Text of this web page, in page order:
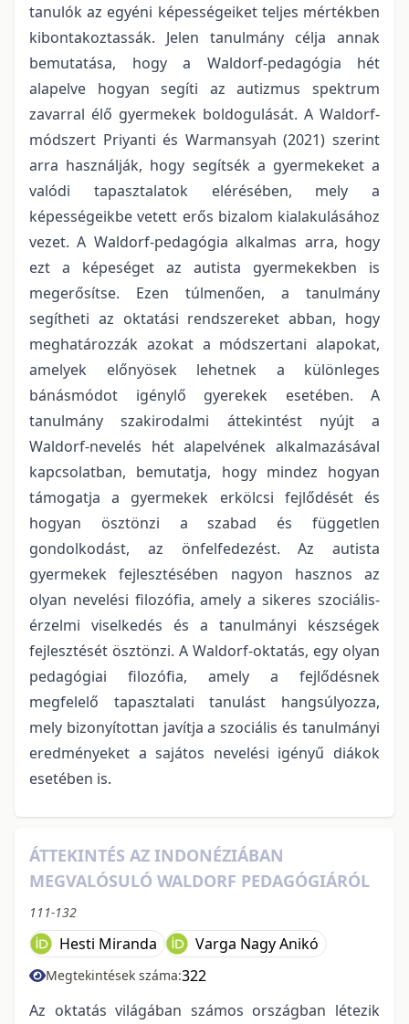
tanulók az egyéni képességeiket teljes mértékben
kibontakoztassák. Jelen tanulmány célja annak
bemutatása, hogy a Waldorf-pedagógia hét
alapelve hogyan segíti az autizmus spektrum
zavarral élő gyermekek boldogulását. A Waldorf-
módszert Priyanti és Warmansyah (2021) szerint
arra használják, hogy segítsék a gyermekeket a
valódi tapasztalatok elérésében, mely a
képességeikbe vetett erős bizalom kialakulásához
vezet. A Waldorf-pedagógia alkalmas arra, hogy
ezt a képeséget az autista gyermekekben is
megerősítse. Ezen túlmenően, a tanulmány
segítheti az oktatási rendszereket abban, hogy
meghatározzák azokat a módszertani alapokat,
amelyek előnyösek lehetnek a különleges
bánásmódot igénylő gyerekek esetében. A
tanulmány szakirodalmi áttekintést nyújt a
Waldorf-nevelés hét alapelvének alkalmazásával
kapcsolatban, bemutatja, hogy mindez hogyan
támogatja a gyermekek erkölcsi fejlődését és
hogyan ösztönzi a szabad és független
gondolkodást, az önfelfedezést. Az autista
gyermekek fejlesztésében nagyon hasznos az
olyan nevelési filozófia, amely a sikeres szociális-
érzelmi viselkedés és a tanulmányi készségek
fejlesztését ösztönzi. A Waldorf-oktatás, egy olyan
pedagógiai filozófia, amely a fejlődésnek
megfelelő tapasztalati tanulást hangsúlyozza,
mely bizonyítottan javítja a szociális és tanulmányi
eredményeket a sajátos nevelési igényű diákok
esetében is.
ÁTTEKINTÉS AZ INDONÉZIÁBAN
MEGVALÓSULÓ WALDORF PEDAGÓGIÁRÓL
111-132
Hesti Miranda Varga Nagy Anikó
Megtekintések száma:322
Az oktatás világában számos országban létezik